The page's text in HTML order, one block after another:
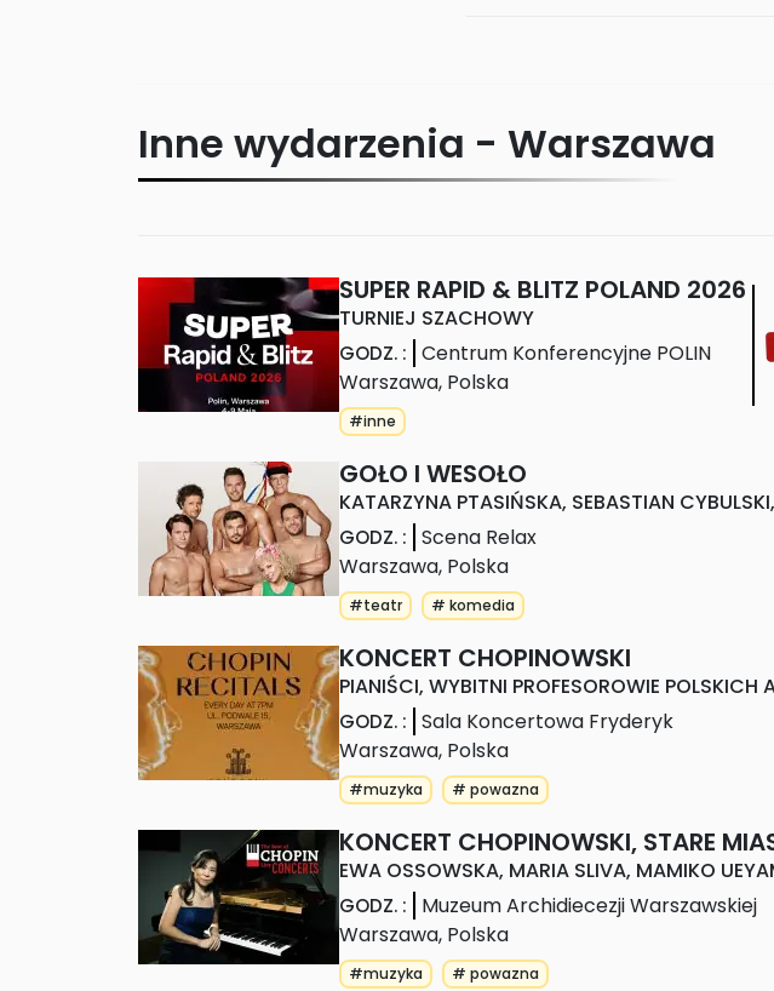
Inne wydarzenia - Warszawa
SUPER RAPID & BLITZ POLAND 2026
TURNIEJ SZACHOWY
GODZ. :
Centrum Konferencyjne POLIN
Warszawa, Polska
#inne
GOŁO I WESOŁO
KATARZYNA PTASIŃSKA, SEBASTIAN
GODZ. :
Scena Relax
Warszawa, Polska
#teatr # komedia
KONCERT CHOPINOWSKI
PIANIŚCI, WYBITNI PROFESOROWIE POLSKICH
GODZ. :
Sala Koncertowa Fryderyk
Warszawa, Polska
#muzyka # powazna
KONCERT CHOPINOWSKI, STARE
EWA OSSOWSKA, MARIA SLIVA, MAMIKO
GODZ. :
Muzeum Archidiecezji Warszawskiej
Warszawa, Polska
#muzyka # powazna